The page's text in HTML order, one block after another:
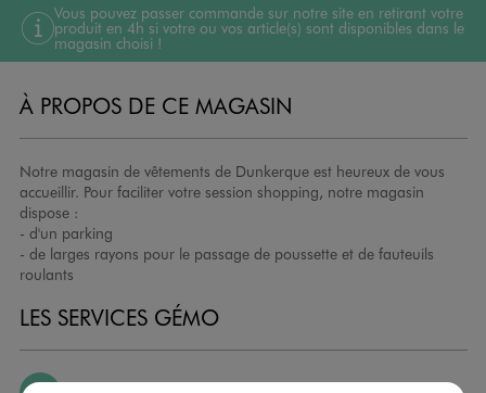
Vous pouvez passer commande sur notre site en retirant votre
produit en 4h si votre ou vos article(s) sont disponibles dans le
magasin choisi !
À PROPOS DE CE MAGASIN
Notre magasin de vêtements de Dunkerque est heureux de vous
accueillir. Pour faciliter votre session shopping, notre magasin
dispose :
- d'un parking
- de larges rayons pour le passage de poussette et de fauteuils
roulants
LES SERVICES GÉMO